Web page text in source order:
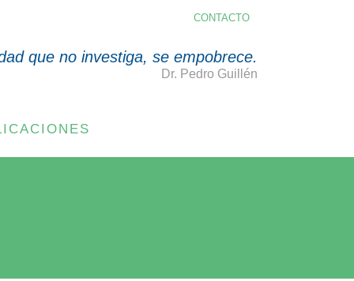
CONTACTO
que no investiga, se empobrece.
Dr. Pedro Guillén